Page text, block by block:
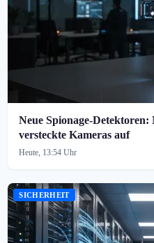
Neue Spionage-
versteckte Kameras auf
Heute, 13:54 Uhr
SICHERHEIT